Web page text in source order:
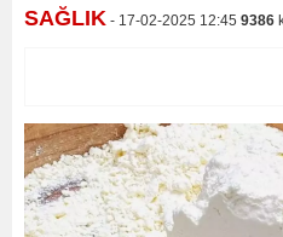
SAĞLIK - 17-02-2025 12:45 9386